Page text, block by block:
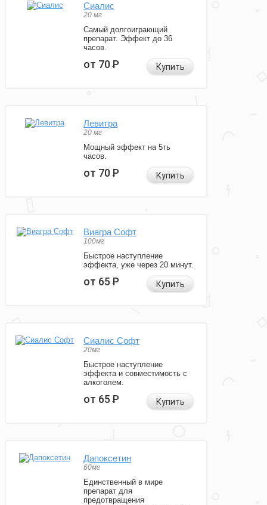
Сиалис
20 мг
Самый долгоиграющий
препарат. Эффект до 36
часов.
от 70Р Купить
Левитра
20 мг
Мощный эффект на 5ть
часов.
от 70Р Купить
Виагра Софт
100мг
Быстрое наступление
эффекта, уже через 20 минут.
от 65Р Купить
Сиалис Софт
20мг
Быстрое наступление
эффекта и совместимость с
алкоголем.
от 65Р Купить
Дапоксетин
60мг
Единственный в мире
препарат для
предотвращения